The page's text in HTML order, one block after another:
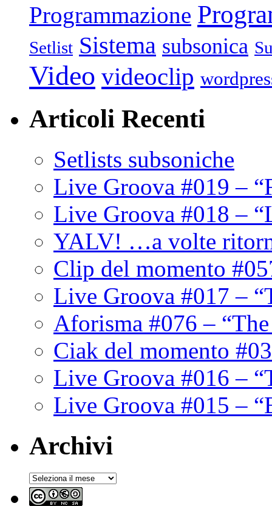
Programmazione
Setlist Sistema subsonica
Video videoclip
Articoli Recenti
Setlists subsoniche
Live Groova #019 –
Live Groova #018 –
YALV! …a volte
Clip del momento
Live Groova #017 –
Aforisma #076 –
Ciak del momento
Live Groova #016 –
Live Groova #015 –
Archivi
Archivi